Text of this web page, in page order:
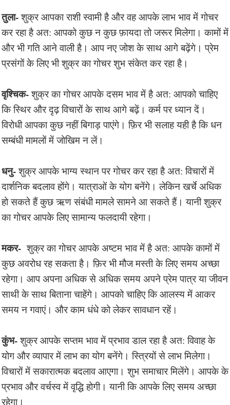
तुला-शुक्र आपका राशी स्वामी है और वह आपके लाभ भाव में गोचर
कर रहा है अत: आपको कुछ न कुछ फ़ायदा तो जरूर मिलेगा। कामों में
और भी गति आने वाली है। आप नए जोश के साथ आगे बढ़ेंगे। प्रेम
प्रसंगों के लिए भी शुक्र का गोचर शुभ संकेत कर रहा है।
वृश्चिक-शुक्र का गोचर आपके दसम भाव में है अत: आपको चाहिए
कि स्थिर और दृढ़ विचारों के साथ आगे बढ़ें। कर्म पर ध्यान दें।
विरोधी आपका कुछ नहीं बिगाड़ पाएंगे। फ़िर भी सलाह यही है कि धन
सम्बंधी मामलों में जोखिम न लें।
धनु-शुक्र आपके भाग्य स्थान पर गोचर कर रहा है अत: विचारों में
दार्शनिक बदलाव होंगे। यात्राओं के योग बनेंगे। लेकिन खर्चे अधिक
हो सकते हैं कुछ ऋण संबंधी मामले सामने आ सकते हैं। यानी शुक्र
का गोचर आपके लिए सामान्य फलदायी रहेगा।
मकर- शुक्र का गोचर आपके अष्टम भाव में है अत: आपके कामों में
कुछ अवरोध रह सकता है। फ़िर भी मौज मस्ती के लिए समय अच्छा
रहेगा। आप अपना अधिक से अधिक समय अपने प्रेम पात्र या जीवन
साथी के साथ बिताना चाहेंगे। आपको चाहिए कि आलस्य में आकर
समय न गवाएं। और काम धंधे को लेकर सावधान रहें।
कुंभ-शुक्र आपके सप्तम भाव में प्रभाव डाल रहा है अत: विवाह के
योग और व्यापार में लाभ का योग बनेंगे। स्त्रियों से लाभ मिलेगा।
विचारों में सकारात्मक बदलाव आएगा। शुभ समाचार मिलेंगे। आपके के
प्रभाव और वर्चस्व में वृद्धि होगी। यानी कि आपके लिए समय अच्छा
रहेगा।